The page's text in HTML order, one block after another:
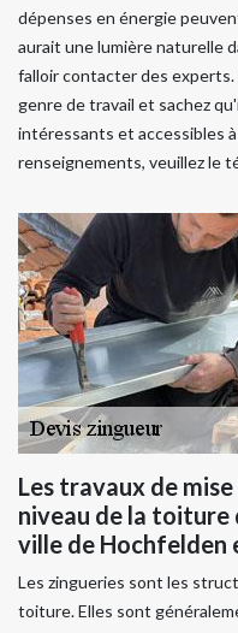
dépenses en énergie
aurait une lumière naturelle
falloir contacter des
genre de travail et sachez
intéressants et accessibles
renseignements, veuillez le
Les travaux de
niveau de la toiture
ville de Hochfelden
Les zingueries sont les
toiture. Elles sont